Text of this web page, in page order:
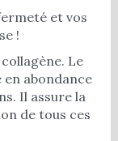
et vos
!
Le
abondance
Il assure la
de tous ces